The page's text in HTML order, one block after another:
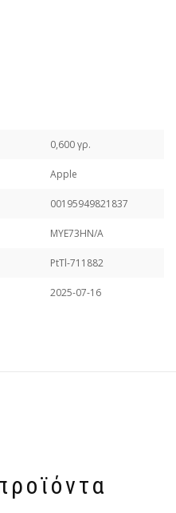
0,600 γρ.
Apple
00195949821837
MYE73HN/A
PtTl-711882
2025-07-16